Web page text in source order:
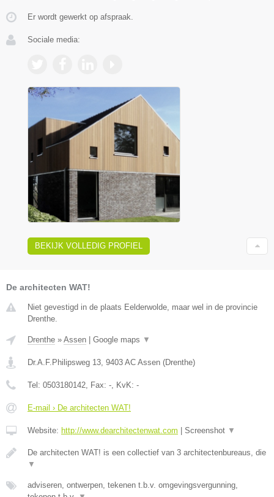
Er wordt gewerkt op afspraak.
Sociale media:
BEKIJK VOLLEDIG PROFIEL
De architecten WAT!
Niet gevestigd in de plaats Eelderwolde, maar wel in de provincie
Drenthe.
Drenthe » Assen Google maps ▼
Dr.A.F.Philipsweg 13 9403 AC Assen (Drenthe)
Tel: 0503180142 , Fax: - , KvK: -
E-mail › De architecten WAT!
Website: http://www.dearchitectenwat.com Screenshot ▼
De architecten WAT! is een collectief van 3 architectenbureaus, die
▼
adviseren, ontwerpen, tekenen t.b.v. omgevingsvergunning,